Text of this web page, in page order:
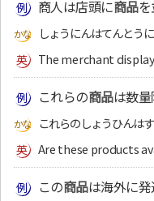
商人は店頭に商品を
しょうにんはてんとう
The merchant
これらの商品は数量
これらのしょうひんは
Are these products
この商品は海外に